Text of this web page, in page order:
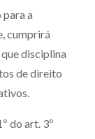
a
cumprirá
disciplina
de direito
do art. 3º